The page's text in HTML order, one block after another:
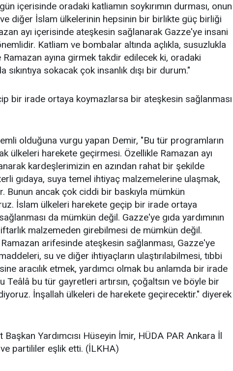
içerisinde oradaki katliamın soykırımın durması, onun
diğer İslam ülkelerinin hepsinin bir birlikte güç birliği
ayı içerisinde ateşkesin sağlanarak Gazze'ye insani
Katliam ve bombalar altında açlıkla, susuzlukla
ayına girmek takdir edilecek ki, oradaki
sokacak çok insanlık dışı bir durum."
bir irade ortaya koymazlarsa bir ateşkesin sağlanması
olduğuna vurgu yapan Demir, "Bu tür programların
ülkeleri harekete geçirmesi. Özellikle Ramazan ayı
kardeşlerimizin en azından rahat bir şekilde
gıdaya, suya temel ihtiyaç malzemelerine ulaşmak,
Bunun ancak çok ciddi bir baskıyla mümkün
İslam ülkeleri harekete geçip bir irade ortaya
da mümkün değil. Gazze'ye gıda yardımının
malzemeden girebilmesi de mümkün değil.
arifesinde ateşkesin sağlanması, Gazze'ye
su ve diğer ihtiyaçların ulaştırılabilmesi, tıbbi
aracılık etmek, yardımcı olmak bu anlamda bir irade
Teâlâ bu tür gayretleri artırsın, çoğaltsın ve böyle bir
İnşallah ülkeleri de harekete geçirecektir." diyerek
Yardımcısı Hüseyin İmir, HÜDA PAR Ankara İl
partililer eşlik etti. (İLKHA)